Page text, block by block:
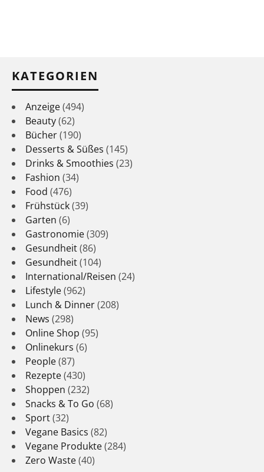
KATEGORIEN
Anzeige(494)
Beauty(62)
Bücher(190)
Desserts & Süßes (145)
Drinks & Smoothies (23)
Fashion (34)
Food (476)
Frühstück(39)
Garten (6)
Gastronomie(309)
Gesundheit(86)
Gesundheit(104)
International/Reisen (24)
Lifestyle(962)
Lunch & Dinner(208)
News (298)
Online Shop (95)
Onlinekurs (6)
People(87)
Rezepte(430)
Shoppen (232)
Snacks & To Go (68)
Sport(32)
Vegane Basics (82)
Vegane Produkte(284)
Zero Waste(40)